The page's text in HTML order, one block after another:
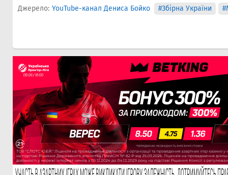
Джерело: YouTube-канал Дениса Бойко #Збірна України